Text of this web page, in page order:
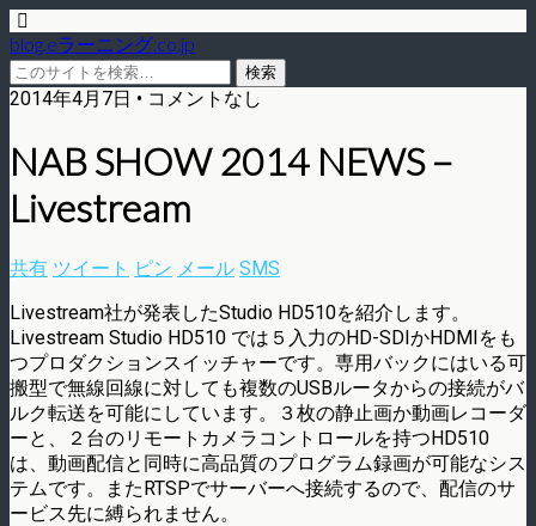
blog.eラーニング.co.jp
2014年4月7日 • コメントなし
NAB SHOW 2014 NEWS –
Livestream
共有 ツイート ピン メール SMS
Livestream社が発表したStudio HD510を紹介します。
Livestream Studio HD510 では５入力のHD-SDIかHDMIをも
つプロダクションスイッチャーです。専用バッ­クにはいる可
搬型で無線回線に対しても複数のUSBルータからの接続がバ
ルク転送を可­能にしています。３枚の静止画か動画レコーダ
ーと、２台のリモートカメラコントロール­を持つHD510
は、動画配信と同時に高品質のプログラム録画が可能なシス
テムです。またRTSPでサ­ーバーへ接続するので、配信のサ
ービス先に縛られません。